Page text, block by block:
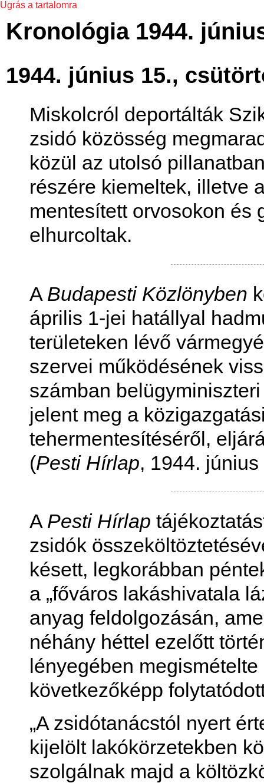
Ugrás a tartalomra
Kronológia 1944.
1944. június 15.,
Miskolcról deportálták
zsidó közösség
közül az utolsó
részére kiemeltek, illetve
mentesített orvosokon és
elhurcoltak.
A Budapesti Közlönyben
április 1-jei hatállyal
területeken lévő
szervei működésének
számban
jelent meg a
tehermentesítéséről,
(Pesti Hírlap, 1944. június
A Pesti Hírlap
zsidók
késett, legkorábban
a „főváros lakáshivatala
anyag feldolgozásán,
néhány héttel ezelőtt
lényegében
következőképp
„A zsidótanácstól nyert
kijelölt lakókörzetekben
szolgálnak majd a